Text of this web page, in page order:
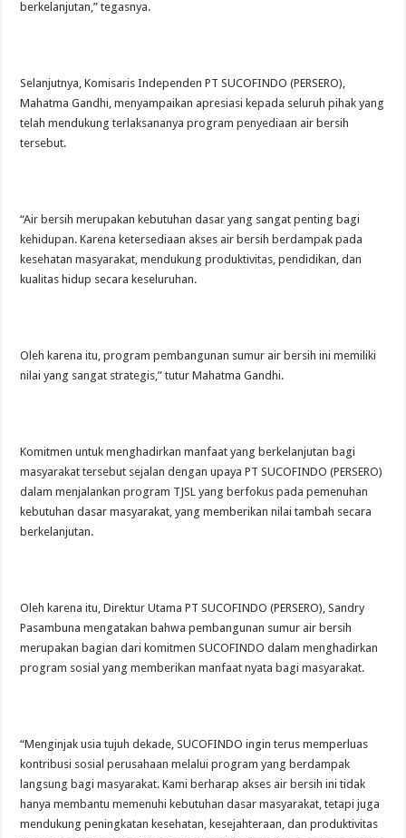
berkelanjutan,” tegasnya.
Selanjutnya, Komisaris Independen PT SUCOFINDO (PERSERO),
Mahatma Gandhi, menyampaikan apresiasi kepada seluruh pihak yang
telah mendukung terlaksananya program penyediaan air bersih
tersebut.
“Air bersih merupakan kebutuhan dasar yang sangat penting bagi
kehidupan. Karena ketersediaan akses air bersih berdampak pada
kesehatan masyarakat, mendukung produktivitas, pendidikan, dan
kualitas hidup secara keseluruhan.
Oleh karena itu, program pembangunan sumur air bersih ini memiliki
nilai yang sangat strategis,” tutur Mahatma Gandhi.
Komitmen untuk menghadirkan manfaat yang berkelanjutan bagi
masyarakat tersebut sejalan dengan upaya PT SUCOFINDO (PERSERO)
dalam menjalankan program TJSL yang berfokus pada pemenuhan
kebutuhan dasar masyarakat, yang memberikan nilai tambah secara
berkelanjutan.
Oleh karena itu, Direktur Utama PT SUCOFINDO (PERSERO), Sandry
Pasambuna mengatakan bahwa pembangunan sumur air bersih
merupakan bagian dari komitmen SUCOFINDO dalam menghadirkan
program sosial yang memberikan manfaat nyata bagi masyarakat.
“Menginjak usia tujuh dekade, SUCOFINDO ingin terus memperluas
kontribusi sosial perusahaan melalui program yang berdampak
langsung bagi masyarakat. Kami berharap akses air bersih ini tidak
hanya membantu memenuhi kebutuhan dasar masyarakat, tetapi juga
mendukung peningkatan kesehatan, kesejahteraan, dan produktivitas